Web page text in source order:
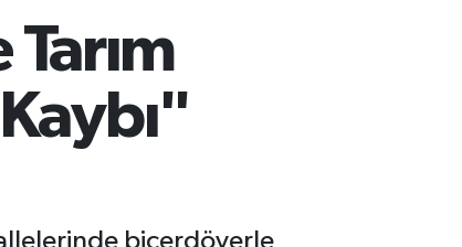
biçerdöverle